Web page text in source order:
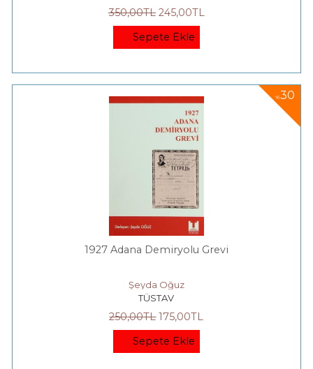
350,00TL 245,00TL
Sepete Ekle
%30
1927 Adana Demiryolu Grevi
Şeyda Oğuz
TÜSTAV
250,00TL 175,00TL
Sepete Ekle